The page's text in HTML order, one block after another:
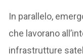
In parallelo,
che lavorano
infrastrutture